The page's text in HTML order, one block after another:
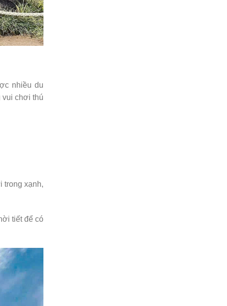
nhiều du
vui chơi thú
trong xạnh,
tiết để có